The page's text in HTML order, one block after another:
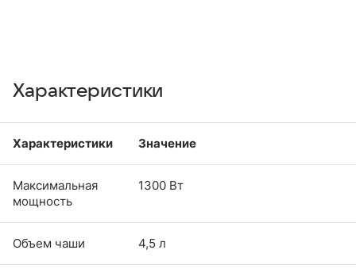
Характеристики
Характеристики Значение
Максимальная
мощность
1300 Вт
Объем чаши 4,5 л